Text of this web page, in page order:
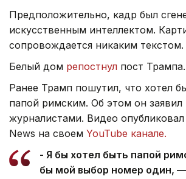
Предположительно, кадр был
искусственным интеллектом.
сопровождается никаким текстом.
Белый дом репостнул пост Трампа.
Ранее Трамп пошутил, что хотел
папой римским. Об этом он заявил
журналистами. Видео
News на своем YouTube канале.
- Я бы хотел быть папой
бы мой выбор номер один,